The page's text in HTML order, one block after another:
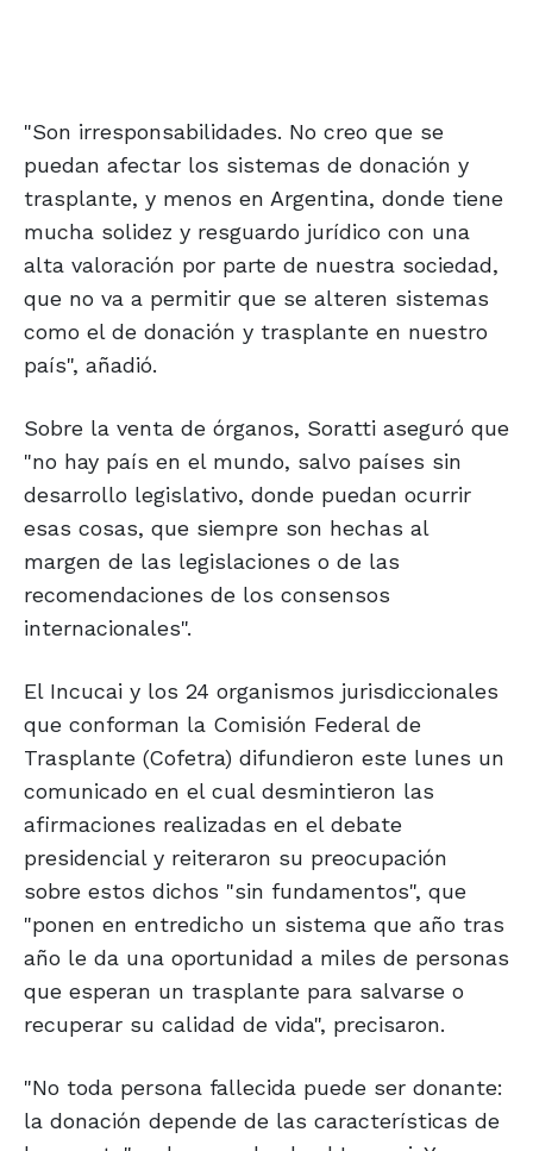
"Son irresponsabilidades. No creo que se
puedan afectar los sistemas de donación y
trasplante, y menos en Argentina, donde tiene
mucha solidez y resguardo jurídico con una
alta valoración por parte de nuestra sociedad,
que no va a permitir que se alteren sistemas
como el de donación y trasplante en nuestro
país", añadió.
Sobre la venta de órganos, Soratti aseguró que
"no hay país en el mundo, salvo países sin
desarrollo legislativo, donde puedan ocurrir
esas cosas, que siempre son hechas al
margen de las legislaciones o de las
recomendaciones de los consensos
internacionales".
El Incucai y los 24 organismos jurisdiccionales
que conforman la Comisión Federal de
Trasplante (Cofetra) difundieron este lunes un
comunicado en el cual desmintieron las
afirmaciones realizadas en el debate
presidencial y reiteraron su preocupación
sobre estos dichos "sin fundamentos", que
"ponen en entredicho un sistema que año tras
año le da una oportunidad a miles de personas
que esperan un trasplante para salvarse o
recuperar su calidad de vida", precisaron.
"No toda persona fallecida puede ser donante:
la donación depende de las características de